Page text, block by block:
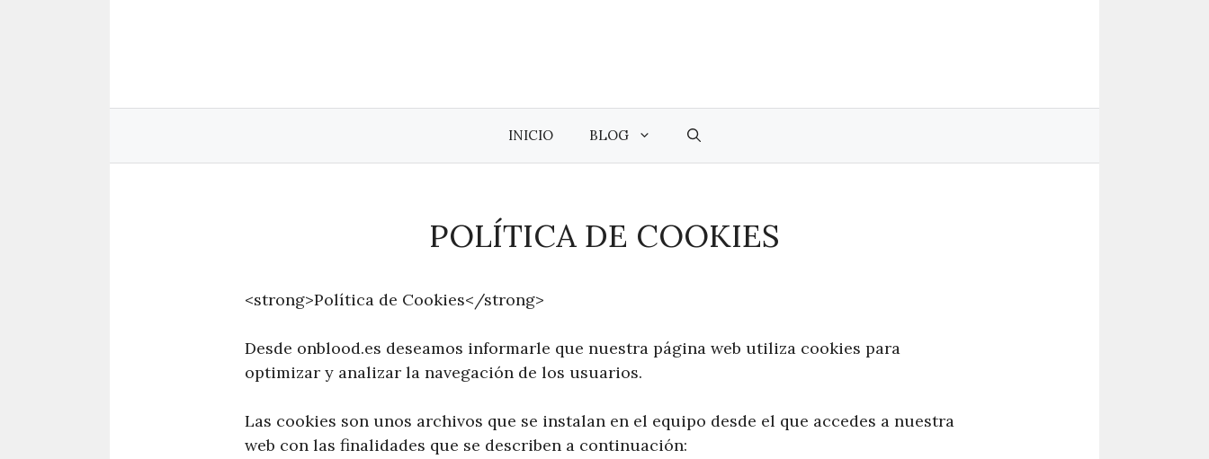
INICIO BLOG
POLÍTICA DE COOKIES
<strong>Política de Cookies</strong>
Desde onblood.es deseamos informarle que nuestra página web utiliza cookies para
optimizar y analizar la navegación de los usuarios.
Las cookies son unos archivos que se instalan en el equipo desde el que accedes a nuestra
web con las finalidades que se describen a continuación: